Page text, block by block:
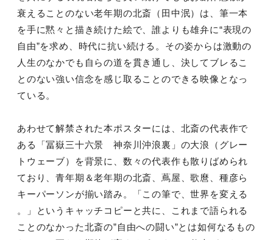
衰えることのない老年期の北斎（田中泯）は、筆一本
を手に黙々と描き続けた絵で、誰よりも雄弁に“表現の
自由”を求め、時代に抗い続ける。その姿からは激動の
人生のなかでも自らの道を貫き通し、決してブレるこ
とのない強い信念を感じ取ることのできる映像となっ
ている。
あわせて解禁された本ポスターには、北斎の代表作で
ある「冨嶽三十六景 神奈川沖浪裏」の大浪（グレー
トウェーブ）を背景に、数々の代表作も散りばめられ
ており、青年期＆老年期の北斎、蔦屋、歌麿、種彦ら
キーパーソンが揃い踏み。「この筆で、世界を変える
。」というキャッチコピーと共に、これまで語られる
ことのなかった北斎の”自由への闘い”とは如何なるもの